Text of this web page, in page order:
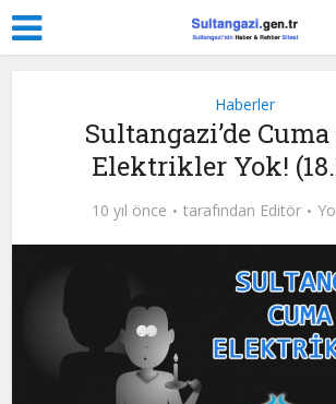
Haberler
Sultangazi’de
Elektrikler Yok!
10 yıl önce tarafından Editör